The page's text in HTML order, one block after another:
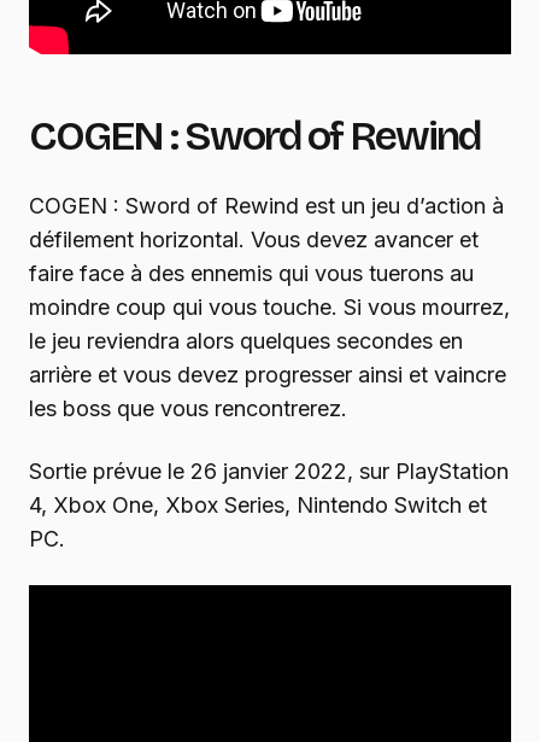
COGEN : Sword of Rewind
COGEN : Sword of Rewind est un jeu d’action à
défilement horizontal. Vous devez avancer et
faire face à des ennemis qui vous tuerons au
moindre coup qui vous touche. Si vous mourrez,
le jeu reviendra alors quelques secondes en
arrière et vous devez progresser ainsi et vaincre
les boss que vous rencontrerez.
Sortie prévue le 26 janvier 2022, sur PlayStation
4, Xbox One, Xbox Series, Nintendo Switch et
PC.